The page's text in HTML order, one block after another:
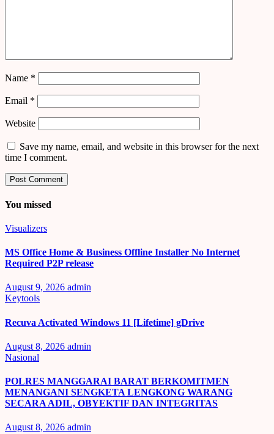
Name *
Email *
Website
Save my name, email, and website in this browser for the next
time I comment.
You missed
Visualizers
MS Office Home & Business Offline Installer No Internet
Required P2P release
August 9, 2026 admin
Keytools
Recuva Activated Windows 11 [Lifetime] gDrive
August 8, 2026 admin
Nasional
POLRES MANGGARAI BARAT BERKOMITMEN
MENANGANI SENGKETA LENGKONG WARANG
SECARA ADIL, OBYEKTIF DAN INTEGRITAS
August 8, 2026 admin